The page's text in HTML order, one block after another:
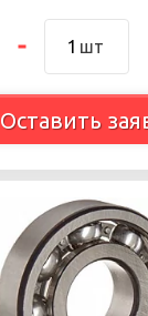
шт
Оставить